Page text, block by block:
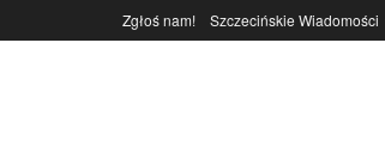
Zgłoś nam! Szczecińskie Wiadomości